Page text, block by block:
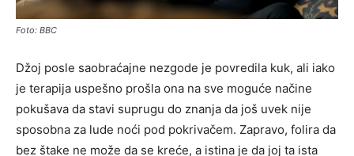
Foto: BBC
Džoj posle saobraćajne nezgode je povredila kuk, ali iako
je terapija uspešno prošla ona na sve moguće načine
pokušava da stavi suprugu do znanja da još uvek nije
sposobna za lude noći pod pokrivačem. Zapravo, folira da
bez štake ne može da se kreće, a istina je da joj ta ista